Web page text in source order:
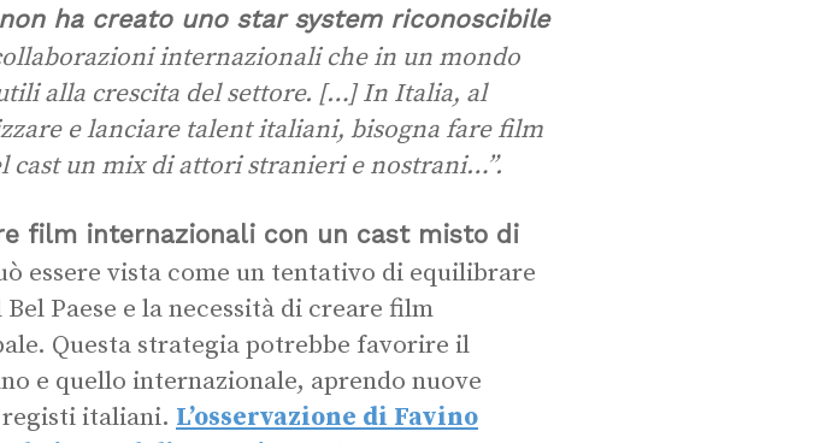
ha creato uno star system riconoscibile
internazionali che in un mondo
alla crescita del settore. […] In Italia, al
e lanciare talent italiani, bisogna fare film
un mix di attori stranieri e nostrani…”.
film internazionali con un cast misto di
essere vista come un tentativo di equilibrare
Paese e la necessità di creare film
Questa strategia potrebbe favorire il
e quello internazionale, aprendo nuove
italiani. L’osservazione di Favino